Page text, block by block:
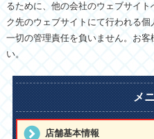
るために、他の会社のウェブサイ
ク先のウェブサイトにて行われる
一切の管理責任を負いません。お
い。
メ
店舗基本情報